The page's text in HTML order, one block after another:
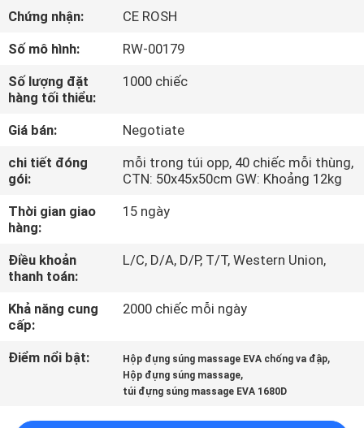
CHÚNG
THAM
QUAN
NHÀ
MÁY
KIỂM
SOÁT
CHẤT
LƯỢNG
SƠ
Chứng nhận:
CE ROSH
Số mô hình:
RW-00179
Số lượng đặt
hàng tối thiểu:
1000 chiếc
Giá bán:
Negotiate
chi tiết đóng
gói:
mỗi trong túi opp, 40 chiếc mỗi thùng,
CTN: 50x45x50cm GW: Khoảng 12kg
Thời gian giao
hàng:
15 ngày
Điều khoản
thanh toán:
L/C, D/A, D/P, T/T, Western Union,
Khả năng cung
cấp:
2000 chiếc mỗi ngày
Điểm nổi bật: Hộp đựng súng massage EVA chống va đập,
Hộp đựng súng massage,
túi đựng súng massage EVA 1680D